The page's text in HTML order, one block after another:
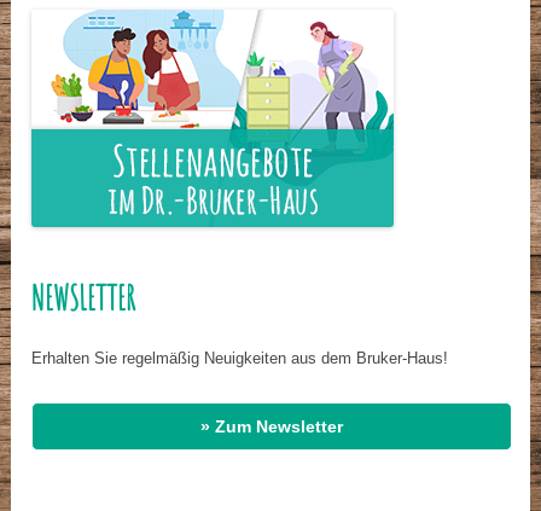
NEWSLETTER
Erhalten Sie regelmäßig Neuigkeiten aus dem Bruker-Haus!
» Zum Newsletter